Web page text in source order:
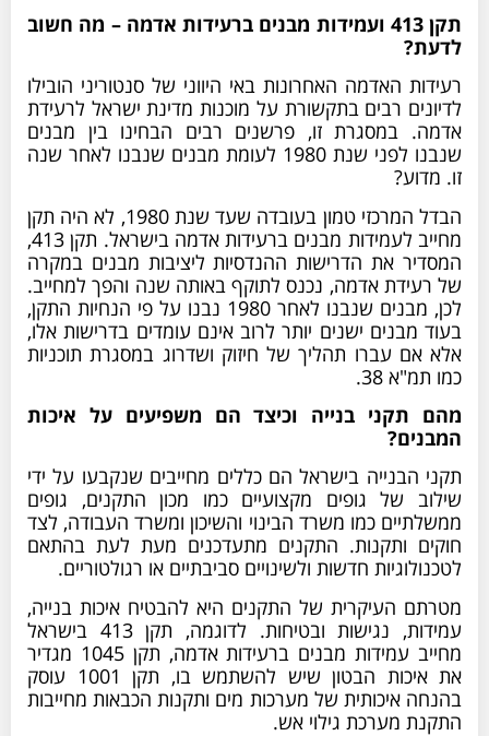
תקן 413 ועמידות מבנים ברעידות אדמה – מה חשוב
לדעת?
רעידות האדמה האחרונות באי היווני של סנטוריני הובילו
לדיונים רבים בתקשורת על מוכנות מדינת ישראל לרעידת
אדמה. במסגרת זו, פרשנים רבים הבחינו בין מבנים
שנבנו לפני שנת 1980 לעומת מבנים שנבנו לאחר שנה
זו. מדוע?
הבדל המרכזי טמון בעובדה שעד שנת 1980, לא היה תקן
מחייב לעמידות מבנים ברעידות אדמה בישראל. תקן 413,
המסדיר את הדרישות ההנדסיות ליציבות מבנים במקרה
של רעידת אדמה, נכנס לתוקף באותה שנה והפך למחייב.
לכן, מבנים שנבנו לאחר 1980 נבנו על פי הנחיות התקן,
בעוד מבנים ישנים יותר לרוב אינם עומדים בדרישות אלו,
אלא אם עברו תהליך של חיזוק ושדרוג במסגרת תוכניות
כמו תמ"א 38.
מהם תקני בנייה וכיצד הם משפיעים על איכות
המבנים?
תקני הבנייה בישראל הם כללים מחייבים שנקבעו על ידי
שילוב של גופים מקצועיים כמו מכון התקנים, גופים
ממשלתיים כמו משרד הבינוי והשיכון ומשרד העבודה, לצד
חוקים ותקנות. התקנים מתעדכנים מעת לעת בהתאם
לטכנולוגיות חדשות ולשינויים סביבתיים או רגולטוריים.
מטרתם העיקרית של התקנים היא להבטיח איכות בנייה,
עמידות, נגישות ובטיחות. לדוגמה, תקן 413 בישראל
מחייב עמידות מבנים ברעידות אדמה, תקן 1045 מגדיר
את איכות הבטון שיש להשתמש בו, תקן 1001 עוסק
בהנחה איכותית של מערכות מים ותקנות הכבאות מחייבות
התקנת מערכת גילוי אש.